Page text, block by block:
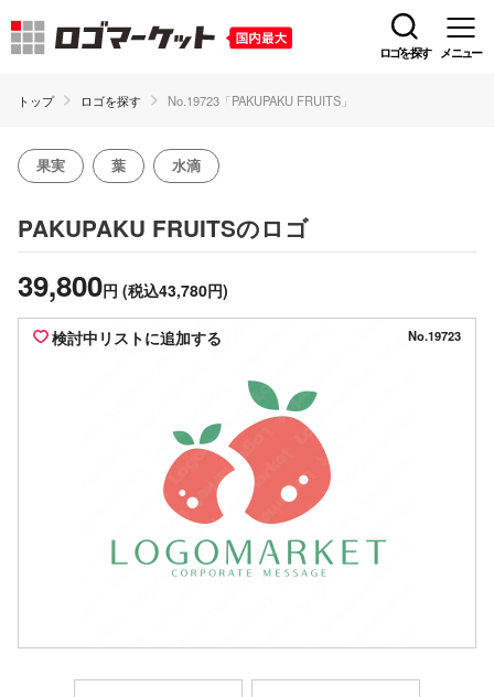
ロゴを探す メニュー
トップ ロゴを探す No.19723「PAKUPAKU FRUITS」
果実 葉 水滴
PAKUPAKU FRUITSのロゴ
39,800円 (税込43,780円)
検討中リストに追加する No.19723